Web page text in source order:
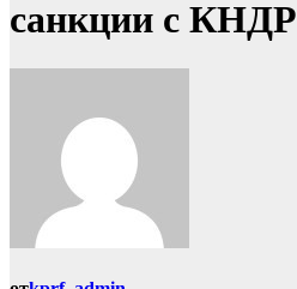
санкции с КНДР